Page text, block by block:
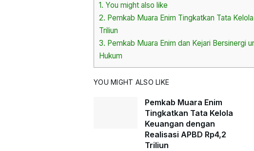
1. You might also like
2. Pemkab Muara Enim Tingkatkan Tata
Triliun
3. Pemkab Muara Enim dan Kejari Bersinergi
Hukum
YOU MIGHT ALSO LIKE
Pemkab Muara Enim
Tingkatkan Tata Kelola
Keuangan dengan
Realisasi APBD Rp4,2
Triliun